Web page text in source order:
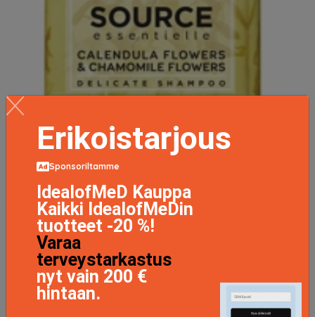
Erikoistarjous
Sponsoriltamme
IdealofMeD Kauppa
Kaikki IdealofMeDin
tuotteet -20 %!
Varaa
terveystarkastus
nyt vain 200 €
hintaan.